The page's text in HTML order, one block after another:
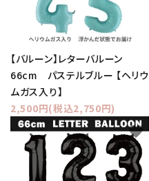
【バルーン】レターバルーン
66cm パステルブルー 【ヘリウ
ムガス入り】
2,500円(税込2,750円)
favorite